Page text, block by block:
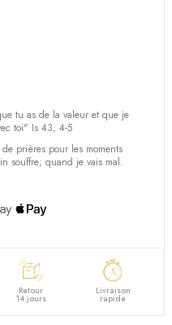
tu as de la valeur et que je
toi" Is 43, 4-5
prières pour les moments
souffre; quand je vais mal.
Retour
14 jours
Livraison
rapide